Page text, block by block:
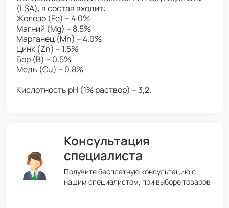
(LSA), в состав входит:
Железо (Fe) – 4.0%
Магний (Mg) – 8.5%
Марганец (Mn) – 4.0%
Цинк (Zn) – 1.5%
Бор (B) – 0.5%
Медь (Cu) – 0.8%
Кислотность рН (1% раствор) – 3,2.
Консультация
специалиста
Получите бесплатную консультацию с
нашим специалистом, при выборе товаров